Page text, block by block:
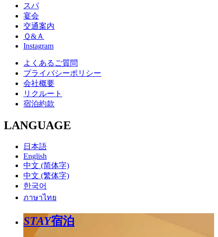
スパ
宴会
交通案内
Ｑ&Ａ
Instagram
よくあるご質問
プライバシーポリシー
会社概要
リクルート
宿泊約款
LANGUAGE
日本語
English
中文 (简体字)
中文 (繁体字)
한국어
ภาษาไทย
STAY宿泊